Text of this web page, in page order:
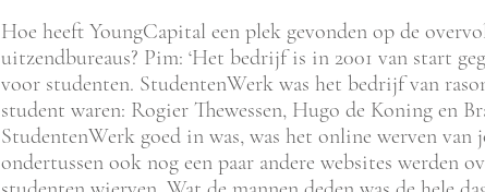
Hoe heeft YoungCapital een plek gevonden op de
uitzendbureaus? Pim: ‘Het bedrijf is in 2001 van start
voor studenten. StudentenWerk was het bedrijf van
student waren: Rogier Thewessen, Hugo de Koning en
StudentenWerk goed in was, was het online werven van
ondertussen ook nog een paar andere websites werden